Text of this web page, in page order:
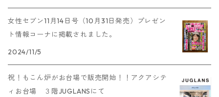
女性セブン11月14日号（10月31日発売）プレゼン
ト情報コーナに掲載されました。
2024/11/5
祝！もこん炉がお台場で販売開始！！アクアシテ
ィお台場 ３階JUGLANSにて